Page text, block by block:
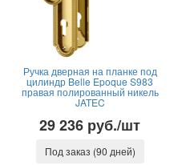
Ручка дверная на планке под
цилиндр Belle Epoque S983
правая полированный никель
JATEC
29 236 руб./шт
Под заказ (90 дней)